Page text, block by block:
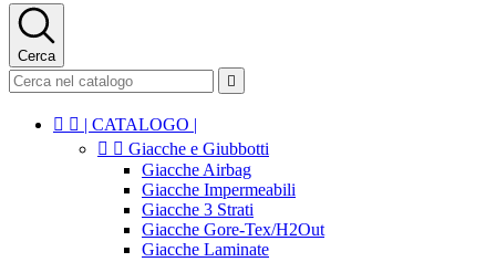
Cerca

  | CATALOGO |
  Giacche e Giubbotti
Giacche Airbag
Giacche Impermeabili
Giacche 3 Strati
Giacche Gore-Tex/H2Out
Giacche Laminate